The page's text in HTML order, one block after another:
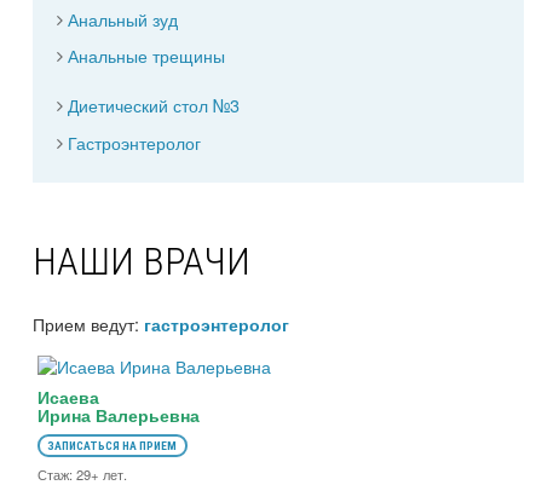
Анальный зуд
Анальные трещины
Диетический стол №3
Гастроэнтеролог
НАШИ ВРАЧИ
Прием ведут: гастроэнтеролог
Исаева
Ирина Валерьевна
ЗАПИСАТЬСЯ НА ПРИЕМ
Стаж: 29+ лет.